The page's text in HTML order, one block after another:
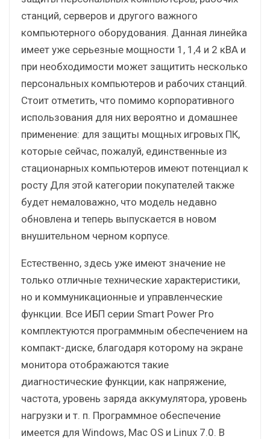
станций, серверов и другого важного
компьютерного оборудования. Данная линейка
имеет уже серьезные мощности 1, 1,4 и 2 кВА и
при необходимости может защитить несколько
персональных компьютеров и рабочих станций.
Стоит отметить, что помимо корпоративного
использования для них вероятно и домашнее
применение: для защиты мощных игровых ПК,
которые сейчас, пожалуй, единственные из
стационарных компьютеров имеют потенциал к
росту Для этой категории покупателей также
будет немаловажно, что модель недавно
обновлена и теперь выпускается в новом
внушительном черном корпусе.
Естественно, здесь уже имеют значение не
только отличные технические характеристики,
но и коммуникационные и управленческие
функции. Все ИБП серии Smart Power Pro
комплектуются программным обеспечением на
компакт-диске, благодаря которому на экране
монитора отображаются такие
диагностические функции, как напряжение,
частота, уровень заряда аккумулятора, уровень
нагрузки и т. п. Программное обеспечение
имеется для Windows, Mac OS и Linux 7.0. В